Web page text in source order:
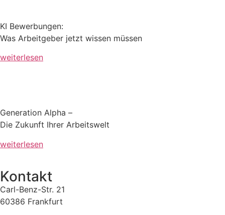
KI Bewerbungen:
Was Arbeitgeber jetzt wissen müssen
weiterlesen
Generation Alpha –
Die Zukunft Ihrer Arbeitswelt
weiterlesen
Kontakt
Carl-Benz-Str. 21
60386 Frankfurt